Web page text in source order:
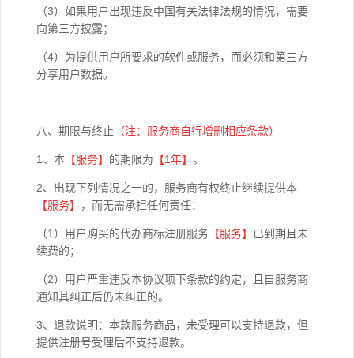
（3）如果用户出现违反中国有关法律法规的情况，需要
向第三方披露；
（4）为提供用户所要求的软件或服务，而必须和第三方
分享用户数据。
八、期限与终止 （注：服务商自行增删相应条款）
1、本 【服务】 的期限为 【1年】 。
2、出现下列情况之一的，服务商有权终止继续提供本
【服务】 ，而无需承担任何责任：
（1）用户购买的代办商标注册服务 【服务】 已到期且未
续费的；
（2）用户严重违反本协议项下条款的约定，且自服务商
通知其纠正后仍未纠正的。
3、 退款说明：本款服务商品，未受理可以支持退款，但
提供注册号受理后不支持退款。